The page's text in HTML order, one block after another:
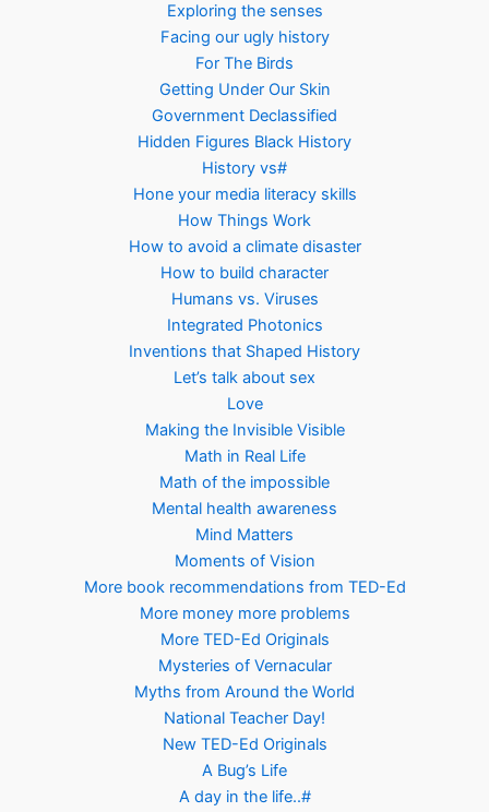
Exploring the senses
Facing our ugly history
For The Birds
Getting Under Our Skin
Government Declassified
Hidden Figures Black History
History vs#
Hone your media literacy skills
How Things Work
How to avoid a climate disaster
How to build character
Humans vs. Viruses
Integrated Photonics
Inventions that Shaped History
Let’s talk about sex
Love
Making the Invisible Visible
Math in Real Life
Math of the impossible
Mental health awareness
Mind Matters
Moments of Vision
More book recommendations from TED-Ed
More money more problems
More TED-Ed Originals
Mysteries of Vernacular
Myths from Around the World
National Teacher Day!
New TED-Ed Originals
A Bug’s Life
A day in the life..#